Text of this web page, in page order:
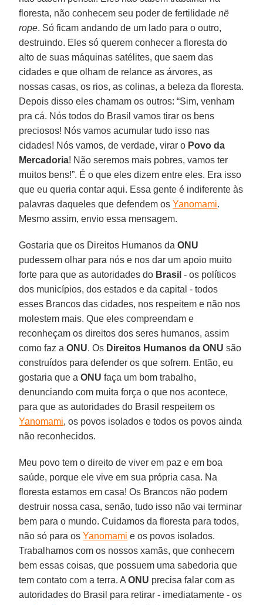
floresta, não conhecem seu poder de fertilidadenë
rope. Só ficam andando de um lado para o outro,
destruindo. Eles só querem conhecer a floresta do
alto de suas máquinas satélites, que saem das
cidades e que olham de relance as árvores, as
nossas casas, os rios, as colinas, a beleza da floresta.
Depois disso eles chamam os outros: “Sim, venham
pra cá. Nós todos do Brasil vamos tirar os bens
preciosos! Nós vamos acumular tudo isso nas
cidades! Nós vamos, de verdade, virar o Povo da
Mercadoria! Não seremos mais pobres, vamos ter
muitos bens!”. É o que eles dizem entre eles. Era isso
que eu queria contar aqui. Essa gente é indiferente às
palavras daqueles que defendem osYanomami.
Mesmo assim, envio essa mensagem.
Gostaria que os Direitos Humanos daONU
pudessem olhar para nós e nos dar um apoio muito
forte para que as autoridades do Brasil - os políticos
dos municípios, dos estados e da capital - todos
esses Brancos das cidades, nos respeitem e não nos
molestem mais. Que eles compreendam e
reconheçam os direitos dos seres humanos, assim
como faz aONU. Os Direitos Humanos da ONU são
construídos para defender os que sofrem. Então, eu
gostaria que aONU faça um bom trabalho,
denunciando com muita força o que nos acontece,
para que as autoridades do Brasil respeitem os
Yanomami, os povos isolados e todos os povos ainda
não reconhecidos.
Meu povo tem o direito de viver em paz e em boa
saúde, porque ele vive em sua própria casa. Na
floresta estamos em casa! Os Brancos não podem
destruir nossa casa, senão, tudo isso não vai terminar
bem para o mundo. Cuidamos da floresta para todos,
não só para osYanomami e os povos isolados.
Trabalhamos com os nossos xamãs, que conhecem
bem essas coisas, que possuem uma sabedoria que
tem contato com a terra. AONU precisa falar com as
autoridades do Brasil para retirar - imediatamente - os